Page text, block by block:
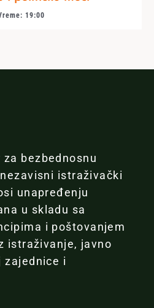
19:00
bezbednosnu
istraživački
unapređenju
u skladu sa
i poštovanjem
istraživanje, javno
zajednice i